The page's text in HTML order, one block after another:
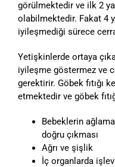
görülmektedir ve ilk 2
olabilmektedir. Fakat 4
iyileşmediği sürece
Yetişkinlerde ortaya
iyileşme göstermez ve
gerektirir. Göbek fıtığı
etmektedir ve göbek
Bebeklerin
doğru çıkması
Ağrı ve şişlik
İç organlarda